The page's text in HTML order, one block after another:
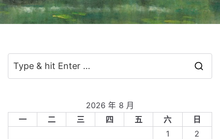
r
c
2026 年 8 月
一
二 三 四 五 六
日
1
2